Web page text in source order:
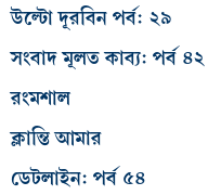
উল্টো দূরবিন পর্ব: ২৯
সংবাদ মূলত কাব্য: পর্ব ৪২
রংমশাল
ক্লান্তি আমার
ডেটলাইন: পর্ব ৫৪